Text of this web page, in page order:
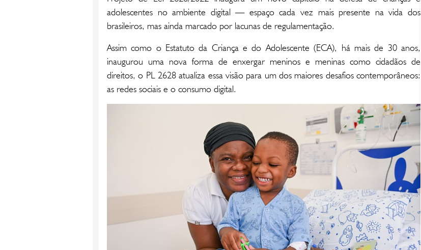
adolescentes no ambiente digital — espaço cada vez mais presente na vida dos
brasileiros, mas ainda marcado por lacunas de regulamentação.
Assim como o Estatuto da Criança e do Adolescente (ECA), há mais de 30 anos,
inaugurou uma nova forma de enxergar meninos e meninas como cidadãos de
direitos, o PL 2628 atualiza essa visão para um dos maiores desafios contemporâneos:
as redes sociais e o consumo digital.